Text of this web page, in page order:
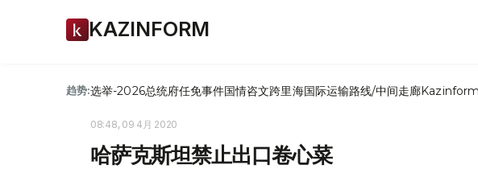
KAZINFORM
趋势:选举-2026总统府任免事件国情咨文跨里海国际运输路线/中间走廊
08:48, 09 4月 2020
哈萨克斯坦禁止出口卷心菜